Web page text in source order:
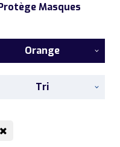
Masques
Orange
Tri